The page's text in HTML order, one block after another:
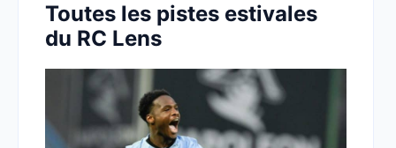
Toutes les pistes estivales
du RC Lens